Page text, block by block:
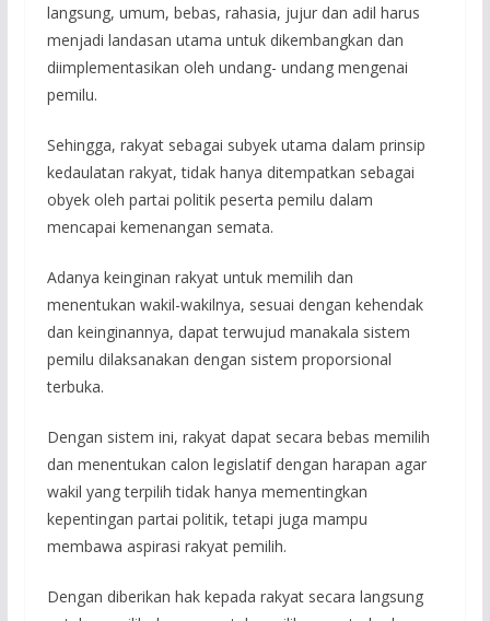
langsung, umum, bebas, rahasia, jujur dan adil harus
menjadi landasan utama untuk dikembangkan dan
diimplementasikan oleh undang- undang mengenai
pemilu.
Sehingga, rakyat sebagai subyek utama dalam prinsip
kedaulatan rakyat, tidak hanya ditempatkan sebagai
obyek oleh partai politik peserta pemilu dalam
mencapai kemenangan semata.
Adanya keinginan rakyat untuk memilih dan
menentukan wakil-wakilnya, sesuai dengan kehendak
dan keinginannya, dapat terwujud manakala sistem
pemilu dilaksanakan dengan sistem proporsional
terbuka.
Dengan sistem ini, rakyat dapat secara bebas memilih
dan menentukan calon legislatif dengan harapan agar
wakil yang terpilih tidak hanya mementingkan
kepentingan partai politik, tetapi juga mampu
membawa aspirasi rakyat pemilih.
Dengan diberikan hak kepada rakyat secara langsung